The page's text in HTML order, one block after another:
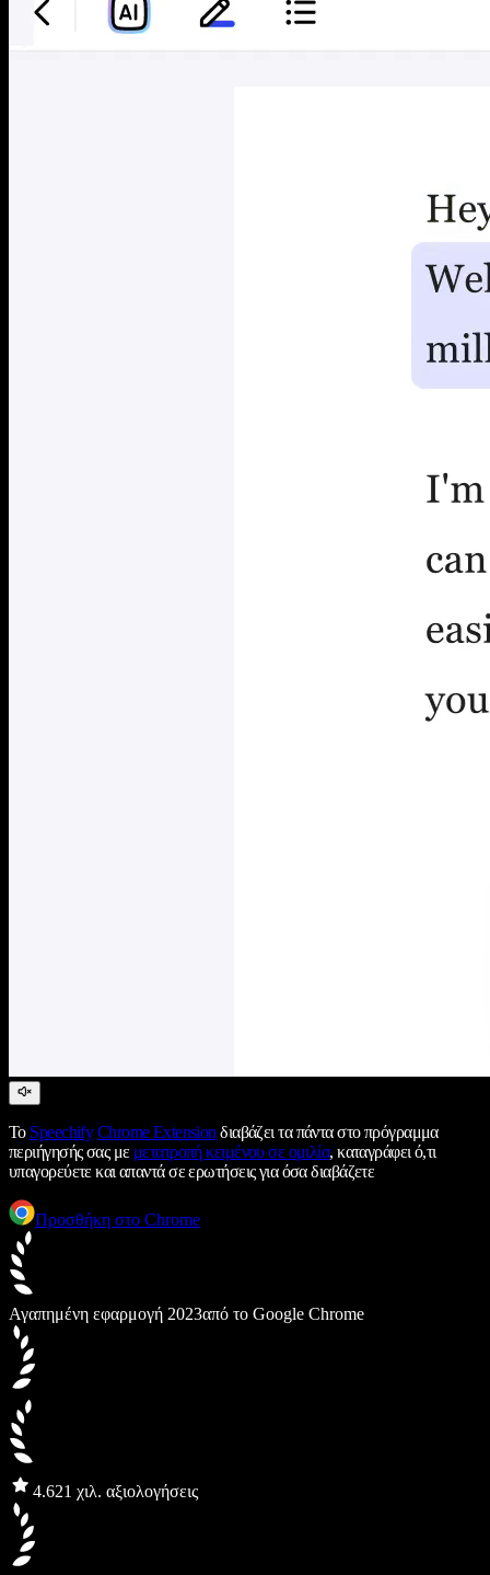
Το Speechify Chrome Extension διαβάζει τα πάντα στο πρόγραμμα
περιήγησής σας με μετατροπή κειμένου σε ομιλία, καταγράφει ό,τι
υπαγορεύετε και απαντά σε ερωτήσεις για όσα διαβάζετε
Προσθήκη στο Chrome
Αγαπημένη εφαρμογή 2023από το Google Chrome
4.621 χιλ. αξιολογήσεις